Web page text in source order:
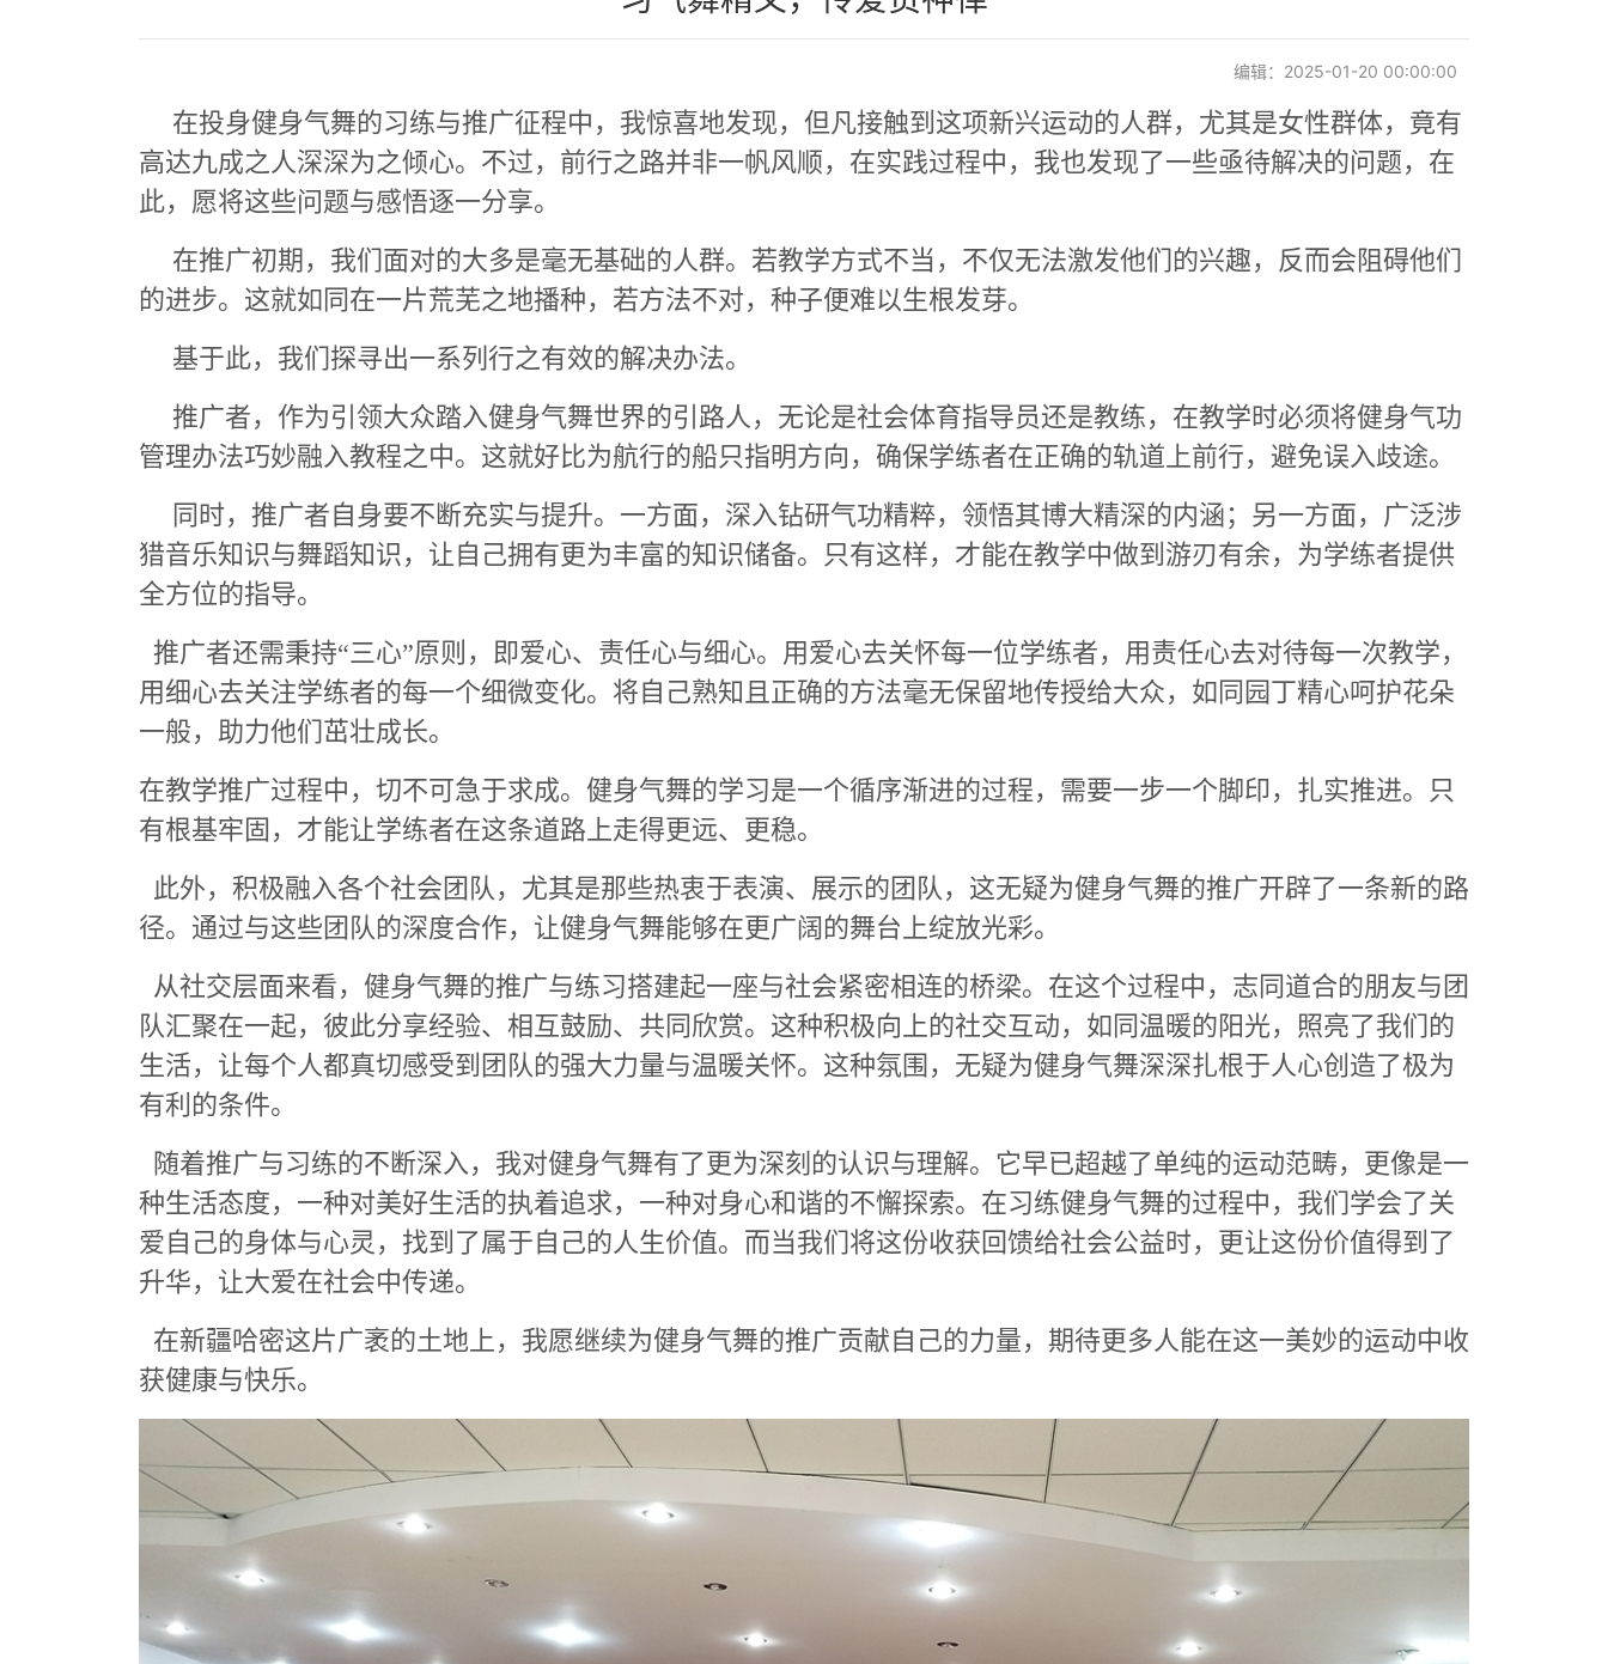
编辑：2025-01-20 00:00:00
在投身健身气舞的习练与推广征程中，我惊喜地发现，但凡接触到这项新兴运动的人群，尤其是女性群体，竟有
高达九成之人深深为之倾心。不过，前行之路并非一帆风顺，在实践过程中，我也发现了一些亟待解决的问题，在
此，愿将这些问题与感悟逐一分享。
在推广初期，我们面对的大多是毫无基础的人群。若教学方式不当，不仅无法激发他们的兴趣，反而会阻碍他们
的进步。这就如同在一片荒芜之地播种，若方法不对，种子便难以生根发芽。
基于此，我们探寻出一系列行之有效的解决办法。
推广者，作为引领大众踏入健身气舞世界的引路人，无论是社会体育指导员还是教练，在教学时必须将健身气功
管理办法巧妙融入教程之中。这就好比为航行的船只指明方向，确保学练者在正确的轨道上前行，避免误入歧途。
同时，推广者自身要不断充实与提升。一方面，深入钻研气功精粹，领悟其博大精深的内涵；另一方面，广泛涉
猎音乐知识与舞蹈知识，让自己拥有更为丰富的知识储备。只有这样，才能在教学中做到游刃有余，为学练者提供
全方位的指导。
推广者还需秉持“三心”原则，即爱心、责任心与细心。用爱心去关怀每一位学练者，用责任心去对待每一次教学，
用细心去关注学练者的每一个细微变化。将自己熟知且正确的方法毫无保留地传授给大众，如同园丁精心呵护花朵
一般，助力他们茁壮成长。
在教学推广过程中，切不可急于求成。健身气舞的学习是一个循序渐进的过程，需要一步一个脚印，扎实推进。只
有根基牢固，才能让学练者在这条道路上走得更远、更稳。
此外，积极融入各个社会团队，尤其是那些热衷于表演、展示的团队，这无疑为健身气舞的推广开辟了一条新的路
径。通过与这些团队的深度合作，让健身气舞能够在更广阔的舞台上绽放光彩。
从社交层面来看，健身气舞的推广与练习搭建起一座与社会紧密相连的桥梁。在这个过程中，志同道合的朋友与团
队汇聚在一起，彼此分享经验、相互鼓励、共同欣赏。这种积极向上的社交互动，如同温暖的阳光，照亮了我们的
生活，让每个人都真切感受到团队的强大力量与温暖关怀。这种氛围，无疑为健身气舞深深扎根于人心创造了极为
有利的条件。
随着推广与习练的不断深入，我对健身气舞有了更为深刻的认识与理解。它早已超越了单纯的运动范畴，更像是一
种生活态度，一种对美好生活的执着追求，一种对身心和谐的不懈探索。在习练健身气舞的过程中，我们学会了关
爱自己的身体与心灵，找到了属于自己的人生价值。而当我们将这份收获回馈给社会公益时，更让这份价值得到了
升华，让大爱在社会中传递。
在新疆哈密这片广袤的土地上，我愿继续为健身气舞的推广贡献自己的力量，期待更多人能在这一美妙的运动中收
获健康与快乐。